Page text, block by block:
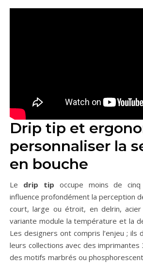
Drip tip et
personnaliser la
en bouche
Le drip tip occupe moins de
influence profondément la perception
court, large ou étroit, en delrin,
variante module la température et la
Les designers ont compris l’enjeu ; ils
leurs collections avec des
des motifs marbrés ou